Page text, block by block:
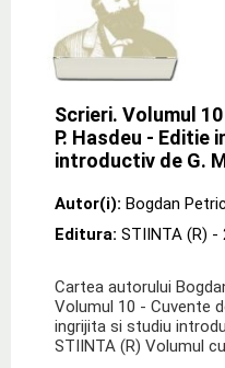
Scrieri. Volumul
P. Hasdeu - Editie
introductiv de G.
Autor(i): Bogdan
Editura: STIINTA (R) -
Cartea autorului
Volumul 10 - Cuvente
ingrijita si studiu
STIINTA (R) Volumul